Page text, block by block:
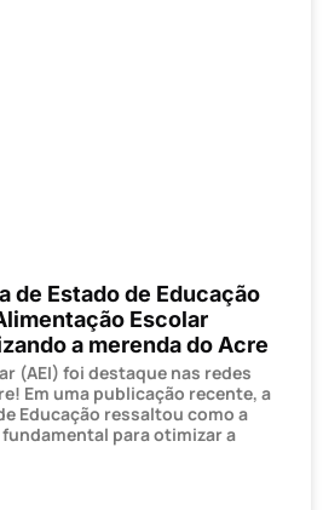
de Estado de Educação
Escolar
a merenda do Acre
(AEI) foi destaque nas redes
Em uma publicação recente, a
Educação ressaltou como a
para otimizar a